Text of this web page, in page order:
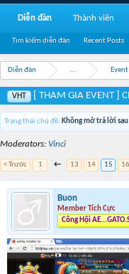
Diễn đàn ...
VHT [ THAM GIA EVENT ]
Trạng thái chủ đề: Không mở trả lời sau
Moderators: Vinci
< Trước 1 ← 13 14 15 16
Buon
Member Tích Cực
Công Hội
Diễn đàn
Tìm kiếm diễn đàn Recent Posts
Thành viên